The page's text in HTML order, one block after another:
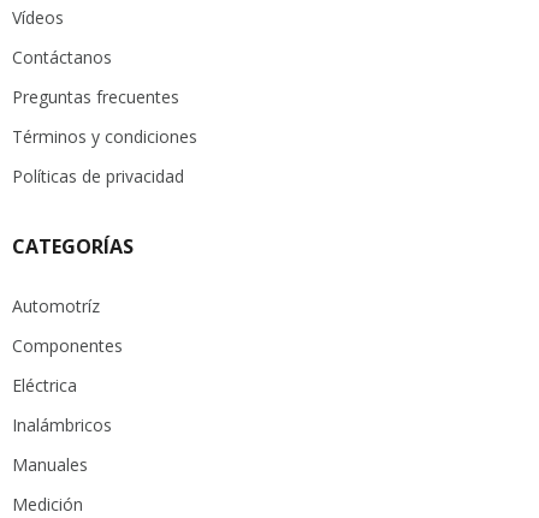
Vídeos
Contáctanos
Preguntas frecuentes
Términos y condiciones
Políticas de privacidad
CATEGORÍAS
Automotríz
Componentes
Eléctrica
Inalámbricos
Manuales
Medición